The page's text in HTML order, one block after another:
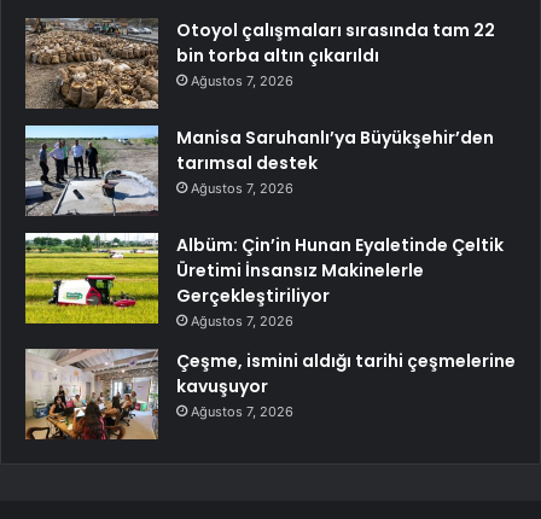
Otoyol çalışmaları sırasında tam 22
bin torba altın çıkarıldı
Ağustos 7, 2026
Manisa Saruhanlı’ya Büyükşehir’den
tarımsal destek
Ağustos 7, 2026
Albüm: Çin’in Hunan Eyaletinde Çeltik
Üretimi İnsansız Makinelerle
Gerçekleştiriliyor
Ağustos 7, 2026
Çeşme, ismini aldığı tarihi çeşmelerine
kavuşuyor
Ağustos 7, 2026